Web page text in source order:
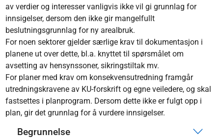
av verdier og interesser vanligvis ikke vil gi grunnlag for
innsigelser, dersom den ikke gir mangelfullt
beslutningsgrunnlag for ny arealbruk.
For noen sektorer gjelder særlige krav til dokumentasjon i
planene ut over dette, bl.a. knyttet til spørsmålet om
avsetting av hensynssoner, sikringstiltak mv.
For planer med krav om konsekvensutredning framgår
utredningskravene av KU-forskrift og egne veiledere, og skal
fastsettes i planprogram. Dersom dette ikke er fulgt opp i
plan, gir det grunnlag for å vurdere innsigelser.
Begrunnelse